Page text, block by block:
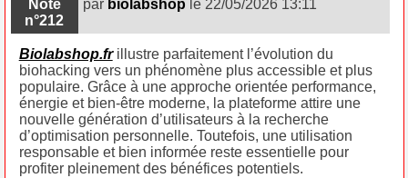
Note
n°212
par biolabshop le 22/05/2026 13:11
Biolabshop.frillustre parfaitement l’évolution du
biohacking vers un phénomène plus accessible et plus
populaire. Grâce à une approche orientée performance,
énergie et bien-être moderne, la plateforme attire une
nouvelle génération d’utilisateurs à la recherche
d’optimisation personnelle. Toutefois, une utilisation
responsable et bien informée reste essentielle pour
profiter pleinement des bénéfices potentiels.